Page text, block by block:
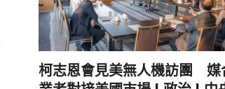
柯志恩會見美無人機訪團 媒